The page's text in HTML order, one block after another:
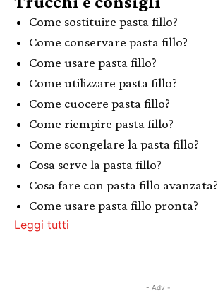
Come sostituire pasta fillo?
Come conservare pasta fillo?
Come usare pasta fillo?
Come utilizzare pasta fillo?
Come cuocere pasta fillo?
Come riempire pasta fillo?
Come scongelare la pasta fillo?
Cosa serve la pasta fillo?
Cosa fare con pasta fillo avanzata?
Come usare pasta fillo pronta?
Leggi tutti
- Adv -